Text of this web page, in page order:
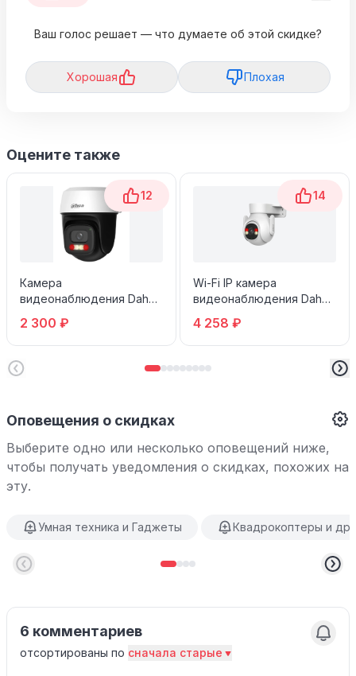
Ваш голос решает — что думаете об этой скидке?
Хорошая Плохая
Оцените также
12
Камера
видеонаблюдения Dahua
уличная поворотная WiFi
2 300 ₽
14
Wi-Fi IP камера
видеонаблюдения Dahua
4 258 ₽
Оповещения о скидках
Выберите одно или несколько оповещений ниже,
чтобы получать уведомления о скидках, похожих на
эту.
Умная техника и Гаджеты Квадрокоптеры и
6 комментариев
отсортированы по сначала старые